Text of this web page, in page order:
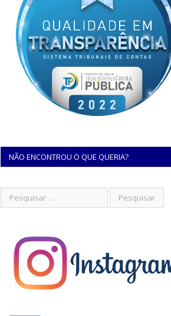
NÃO ENCONTROU O QUE QUERIA?